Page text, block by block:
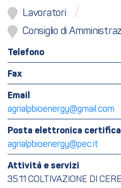
Lavoratori
Consiglio di
Telefono
Fax
Email
agrialpbioenergy@gmail.com
Posta elettronica
agrialpbioenergy@pec.it
Attività e servizi
35.11 COLTIVAZIONE DI